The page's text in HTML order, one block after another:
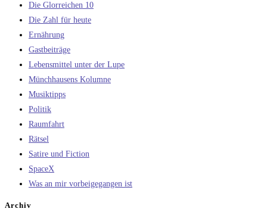
Die Glorreichen 10
Die Zahl für heute
Ernährung
Gastbeiträge
Lebensmittel unter der Lupe
Münchhausens Kolumne
Musiktipps
Politik
Raumfahrt
Rätsel
Satire und Fiction
SpaceX
Was an mir vorbeigegangen ist
Archiv